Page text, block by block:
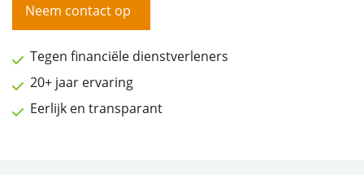
Neem contact op
Tegen financiële dienstverleners
20+ jaar ervaring
Eerlijk en transparant